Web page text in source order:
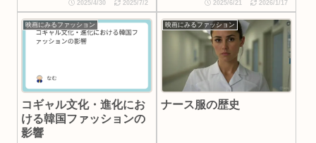
2025/4/30 2025/7/2 2025/6/21 2026/1/17
映画にみるファッション
コギャル文化・進化にお
ける韓国ファッションの
影響
映画にみるファッション
ナース服の歴史